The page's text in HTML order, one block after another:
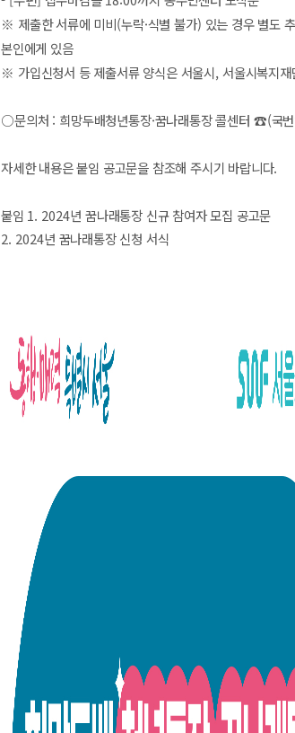
※ 제출한 서류에 미비(누락·식별 불가) 있는 경우 별도
본인에게 있음
※ 가입신청서 등 제출서류 양식은 서울시, 서울시복지재
○문의처 : 희망두배청년통장·꿈나래통장 콜센터 ☎(국
자세한 내용은 붙임 공고문을 참조해 주시기 바랍니다.
붙임 1. 2024년 꿈나래통장 신규 참여자 모집 공고문
2. 2024년 꿈나래통장 신청 서식